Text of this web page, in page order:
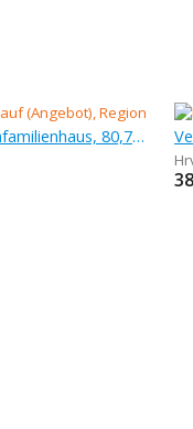
Verkauf (Angebot), einfamilienhaus, 80,71 m